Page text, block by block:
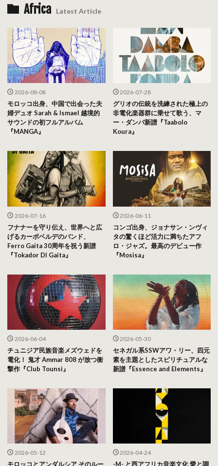
Africa Latest Article
2026-08-08
モロッコ出身、中国で出会った夫
婦デュオ Sarah & Ismael 越境的
サウンドの初フルアルバム
『MANGA』
2026-07-28
グリオの伝統を洗練された極上の
非電化楽器群に乗せて歌う、マ
ー・ダンバ新譜『Taabolo
Koura』
2026-07-16
フナナーを守り伝え、世界へと広
げるカーボベルデのバンド、
Ferro Gaita 30周年を祝う新譜
『Tokador DI Gaita』
2026-06-11
コンゴ出身、ジョナサン・ンヴィ
タの驚くほど活力に満ちたアフ
ロ・ジャズ。最高のデビュー作
『Mosisa』
2026-06-04
チュニジア民族音楽メズウェドを
電化！ 鬼才 Ammar 808 が放つ衝
撃作『Club Tounsi』
2026-05-30
セネガル系SSWアワ・リー、四元
素を主題としたスピリチュアルな
新譜『Essence and Elements』
2026-05-12
モロッコとアンダルシア そのルー
2026-04-24
-M- と西アフリカ音楽文化 愛と調